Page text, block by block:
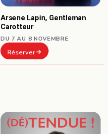
Arsene Lapin, Gentleman
Carotteur
DU 7 AU 8 NOVEMBRE
Réserver